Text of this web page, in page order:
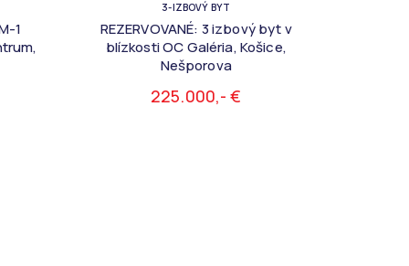
1
3-IZBOVÝ BYT
REZERVOVANÉ: 3 izbový byt v
blízkosti OC Galéria, Košice,
Nešporova
225.000,- €